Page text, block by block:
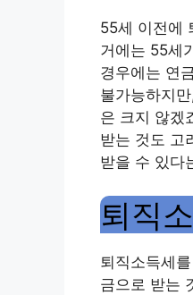
55세 이전에
거에는 55세
경우에는 연
불가능하지
은 크지 않겠
받는 것도 고
받을 수 있다
퇴직
퇴직소득세
금으로 받는